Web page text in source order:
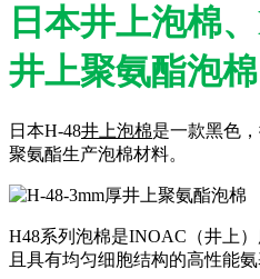
日本井上泡棉
井上聚氨酯泡棉
日本H-48井上泡棉是一款黑色
聚氨酯生产泡棉材料。
H48系列泡棉是INOAC（井上
且具有均匀细胞结构的高性能氨